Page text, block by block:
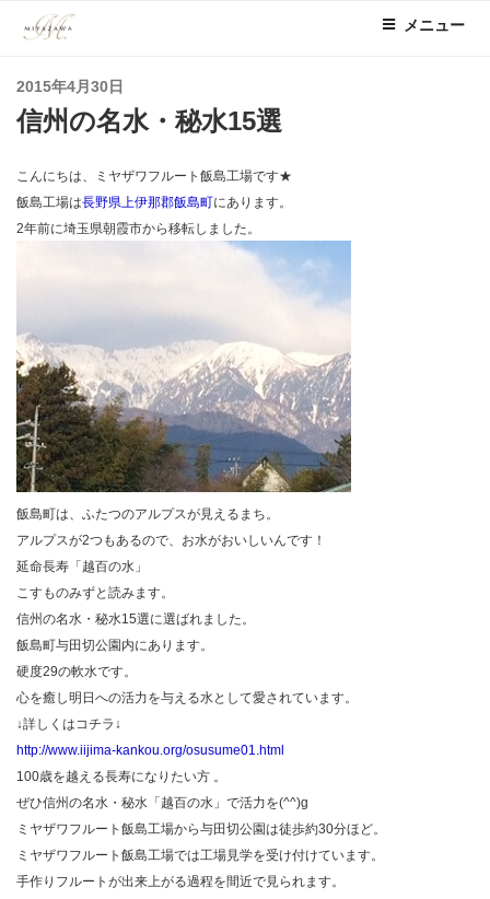
ツ
メニュー
投
稿
日:
2015年4月30日
信州の名水・秘水15選
こんにちは、ミヤザワフルート飯島工場です★
飯島工場は長野県上伊那郡飯島町にあります。
2年前に埼玉県朝霞市から移転しました。
飯島町は、ふたつのアルプスが見えるまち。
アルプスが2つもあるので、お水がおいしいんです！
延命長寿「越百の水」
こすものみずと読みます。
信州の名水・秘水15選に選ばれました。
飯島町与田切公園内にあります。
硬度29の軟水です。
心を癒し明日への活力を与える水として愛されています。
↓詳しくはコチラ↓
http://www.iijima-kankou.org/osusume01.html
100歳を越える長寿になりたい方 。
ぜひ信州の名水・秘水「越百の水」で活力を(^^)g
ミヤザワフルート飯島工場から与田切公園は徒歩約30分ほど。
ミヤザワフルート飯島工場では工場見学を受け付けています。
手作りフルートが出来上がる過程を間近で見られます。